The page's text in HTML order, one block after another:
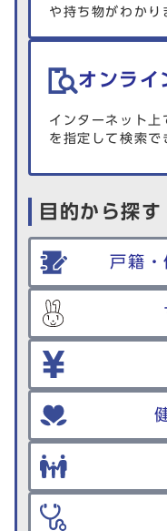
や持ち物がわかり
オンライ
インターネット上
を指定して検索で
目的から探す
戸籍